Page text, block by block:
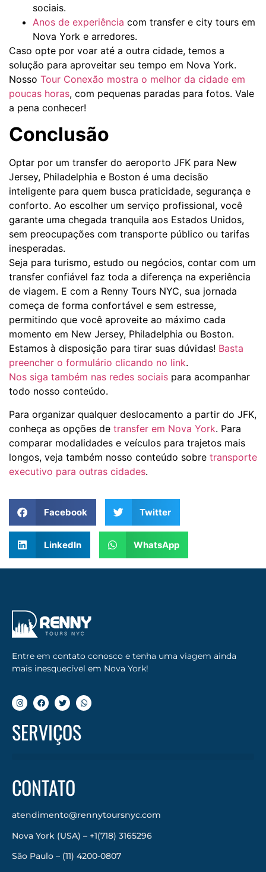
sociais.
Anos de experiência com transfer e city tours em
Nova York e arredores.
Caso opte por voar até a outra cidade, temos a
solução para aproveitar seu tempo em Nova York.
Nosso Tour Conexão mostra o melhor da cidade em
poucas horas, com pequenas paradas para fotos. Vale
a pena conhecer!
Conclusão
Optar por um transfer do aeroporto JFK para New
Jersey, Philadelphia e Boston é uma decisão
inteligente para quem busca praticidade, segurança e
conforto. Ao escolher um serviço profissional, você
garante uma chegada tranquila aos Estados Unidos,
sem preocupações com transporte público ou tarifas
inesperadas.
Seja para turismo, estudo ou negócios, contar com um
transfer confiável faz toda a diferença na experiência
de viagem. E com a Renny Tours NYC, sua jornada
começa de forma confortável e sem estresse,
permitindo que você aproveite ao máximo cada
momento em New Jersey, Philadelphia ou Boston.
Estamos à disposição para tirar suas dúvidas! Basta
preencher o formulário clicando no link.
Nos siga também nas redes sociais para acompanhar
todo nosso conteúdo.
Para organizar qualquer deslocamento a partir do JFK,
conheça as opções de transfer em Nova York. Para
comparar modalidades e veículos para trajetos mais
longos, veja também nosso conteúdo sobre transporte
executivo para outras cidades.
Facebook Twitter
LinkedIn WhatsApp
Entre em contato conosco e tenha uma viagem ainda
mais inesquecível em Nova York!
SERVIÇOS
CONTATO
atendimento@rennytoursnyc.com
Nova York (USA) – +1(718) 3165296
São Paulo – (11) 4200-0807